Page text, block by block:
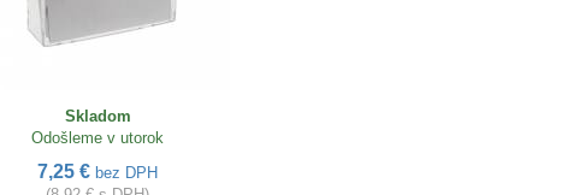
Skladom
Odošleme v utorok
7,25 €bez DPH